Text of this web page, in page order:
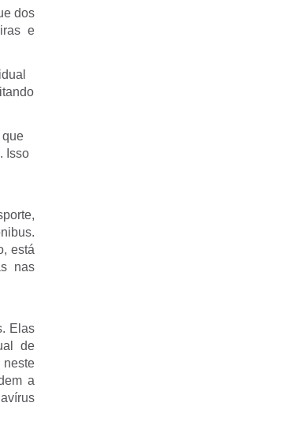
dos
e
que
Isso
está
nas
Elas
de
neste
a